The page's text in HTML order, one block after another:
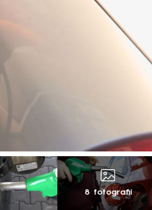
8 fotografií